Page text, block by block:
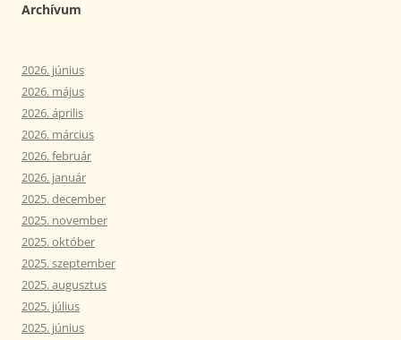
Archívum
2026. június
2026. május
2026. április
2026. március
2026. február
2026. január
2025. december
2025. november
2025. október
2025. szeptember
2025. augusztus
2025. július
2025. június